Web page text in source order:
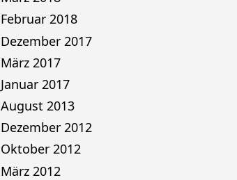
Februar 2018
Dezember 2017
März 2017
Januar 2017
August 2013
Dezember 2012
Oktober 2012
März 2012